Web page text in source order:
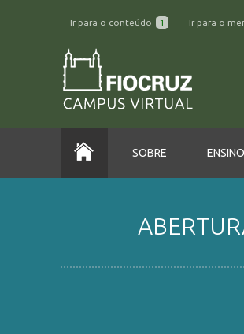
Ir para o conteúdo 1 Ir para o
SOBRE ENSINO